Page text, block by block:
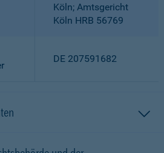
Köln; Amtsgericht
Köln HRB 56769
DE 207591682